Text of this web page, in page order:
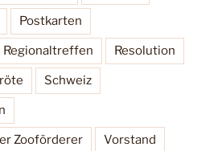
Postkarten
Regionaltreffen Resolution
Schweiz
Zooförderer Vorstand